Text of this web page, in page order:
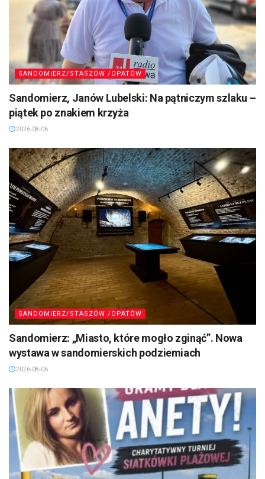
SANDOMIERZ/STASZÓW /OPATÓW
Sandomierz, Janów Lubelski: Na pątniczym szlaku –
piątek po znakiem krzyża
2026-08-06
SANDOMIERZ/STASZÓW /OPATÓW
Sandomierz: „Miasto, które mogło zginąć”. Nowa
wystawa w sandomierskich podziemiach
2026-08-06